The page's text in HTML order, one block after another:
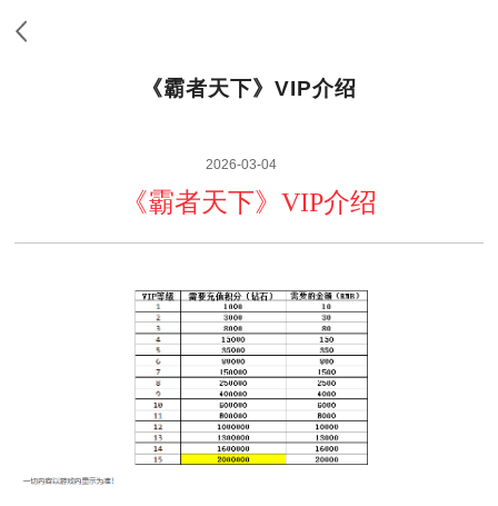
《霸者天下》VIP介绍
2026-03-04
《霸者天下》VIP介绍